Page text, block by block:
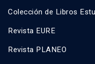
Colección de Libros
Revista EURE
Revista PLANEO